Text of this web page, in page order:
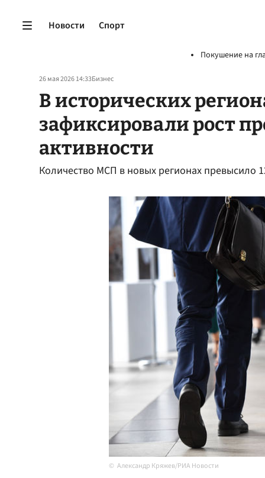
Новости Спорт
Покушение на
26 мая 2026 14:33Бизнес
В исторических
зафиксировали рост
активности
Количество МСП в новых регионах превысило
Александр Кряжев/РИА Новости